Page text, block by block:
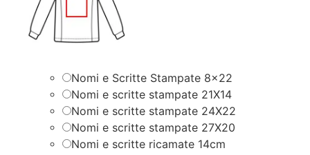
Nomi e Scritte Stampate 8×22
Nomi e scritte stampate 21X14
Nomi e scritte stampate 24X22
Nomi e scritte stampate 27X20
Nomi e scritte ricamate 14cm